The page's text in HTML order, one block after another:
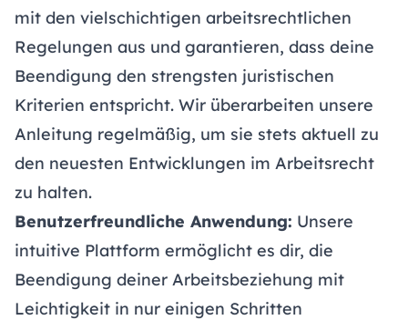
mit den vielschichtigen arbeitsrechtlichen
Regelungen aus und garantieren, dass deine
Beendigung den strengsten juristischen
Kriterien entspricht. Wir überarbeiten unsere
Anleitung regelmäßig, um sie stets aktuell zu
den neuesten Entwicklungen im Arbeitsrecht
zu halten.
Benutzerfreundliche Anwendung: Unsere
intuitive Plattform ermöglicht es dir, die
Beendigung deiner Arbeitsbeziehung mit
Leichtigkeit in nur einigen Schritten